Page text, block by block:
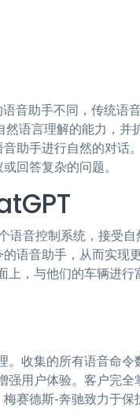
音助手不同，传统语
语言理解的能力，并
助手进行自然的对话
回答复杂的问题。
语音控制系统，接受自
语音助手，从而实现
上，与他们的车辆进行
。收集的所有语音命令
强用户体验。客户完全
赛德斯-奔驰致力于保